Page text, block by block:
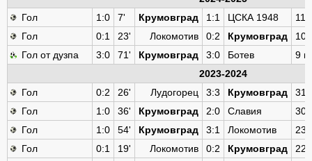
Гол
1:0 7' Крумовград 1:1 ЦСКА 1948
11
Гол
0:1 23' Локомотив 0:2 Крумовград
10
Гол от дузпа
3:0 71' Крумовград 3:0 Ботев
9
2023-2024
Гол
0:2 26' Лудогорец 3:3 Крумовград
31
Гол
1:0 36' Крумовград 2:0 Славия
30
Гол
1:0 54' Крумовград 3:1 Локомотив
23
Гол
0:1 19' Локомотив 0:2 Крумовград
22